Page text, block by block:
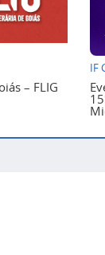
– FLIG
IF